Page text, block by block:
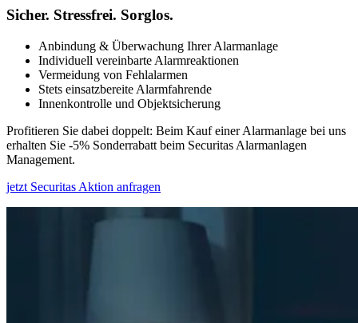
Sicher. Stressfrei. Sorglos.
Anbindung & Überwachung Ihrer Alarmanlage
Individuell vereinbarte Alarmreaktionen
Vermeidung von Fehlalarmen
Stets einsatzbereite Alarmfahrende
Innenkontrolle und Objektsicherung
Profitieren Sie dabei doppelt: Beim Kauf einer Alarmanlage bei uns
erhalten Sie -5% Sonderrabatt beim Securitas Alarmanlagen
Management.
jetzt Securitas Aktion anfragen